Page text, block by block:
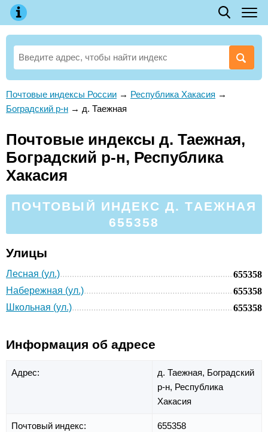
Почтовые индексы России → Республика Хакасия →
Боградский р-н → д. Таежная
Почтовые индексы д. Таежная,
Боградский р-н, Республика
Хакасия
ПОЧТОВЫЙ ИНДЕКС Д. ТАЕЖНАЯ
655358
Улицы
Лесная (ул.)
655358
Набережная (ул.)
655358
Школьная (ул.)
655358
Информация об адресе
Адрес: д. Таежная, Боградский
р-н, Республика
Хакасия
Почтовый индекс: 655358